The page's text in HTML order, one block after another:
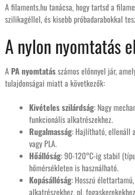
A filaments.hu tanácsa, hogy tartsd a
szilikagéllel, és kisebb próbadarabokkal
A nylon nyomtatás
A PA nyomtatásszámos előnnyel jár,
tulajdonságai miatt a következők:
Kivételes szilárdság: Nagy
funkcionális alkatrészekhez.
Rugalmasság: Hajlítható, ellenáll
vagy PLA.
Hőállóság: 90-120°C-ig stabil
hőmérsékleten is használható.
Kopásállóság: Hosszú
alkatrészekhez, pl.